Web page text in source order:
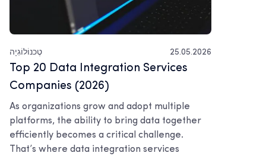
טֶכנוֹלוֹגִיָה 25.05.2026
Top 20 Data Integration Services
Companies (2026)
As organizations grow and adopt multiple
platforms, the ability to bring data together
efficiently becomes a critical challenge.
That’s where data integration services